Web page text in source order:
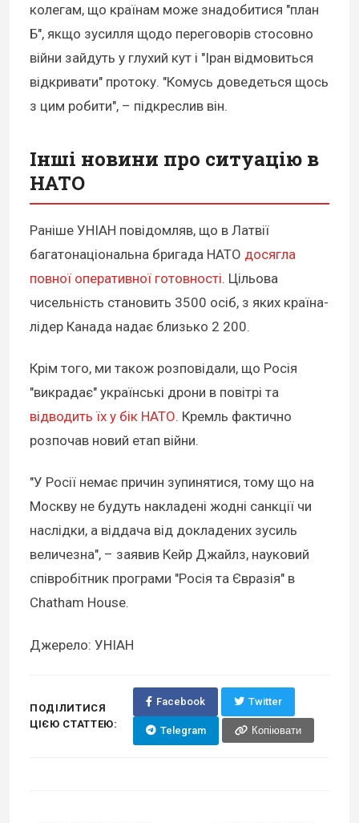
колегам, що країнам може знадобитися "план
Б", якщо зусилля щодо переговорів стосовно
війни зайдуть у глухий кут і "Іран відмовиться
відкривати" протоку. "Комусь доведеться щось
з цим робити", – підкреслив він.
Інші новини про ситуацію в
НАТО
Раніше УНІАН повідомляв, що в Латвії
багатонаціональна бригада НАТО досягла
повної оперативної готовності. Цільова
чисельність становить 3500 осіб, з яких країна-
лідер Канада надає близько 2 200.
Крім того, ми також розповідали, що Росія
"викрадає" українські дрони в повітрі та
відводить їх у бік НАТО. Кремль фактично
розпочав новий етап війни.
"У Росії немає причин зупинятися, тому що на
Москву не будуть накладені жодні санкції чи
наслідки, а віддача від докладених зусиль
величезна", – заявив Кейр Джайлз, науковий
співробітник програми "Росія та Євразія" в
Chatham House.
Джерело: УНІАН
ПОДІЛИТИСЯ
ЦІЄЮ СТАТТЕЮ:
Facebook Twitter
Telegram Копіювати